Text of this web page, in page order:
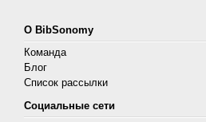
О BibSonomy
Команда
Блог
Список рассылки
Социальные сети